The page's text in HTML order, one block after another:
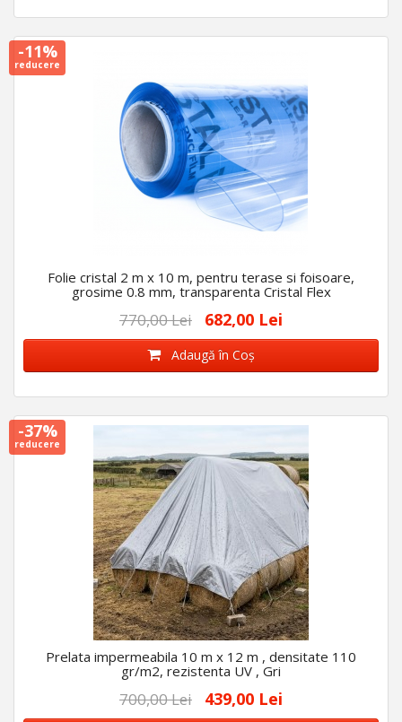
-11%
reducere
Folie cristal 2 m x 10 m, pentru terase si foisoare,
grosime 0.8 mm, transparenta Cristal Flex
770,00 Lei 682,00 Lei
Adaugă în Coş
-37%
reducere
Prelata impermeabila 10 m x 12 m , densitate 110
gr/m2, rezistenta UV , Gri
700,00 Lei 439,00 Lei